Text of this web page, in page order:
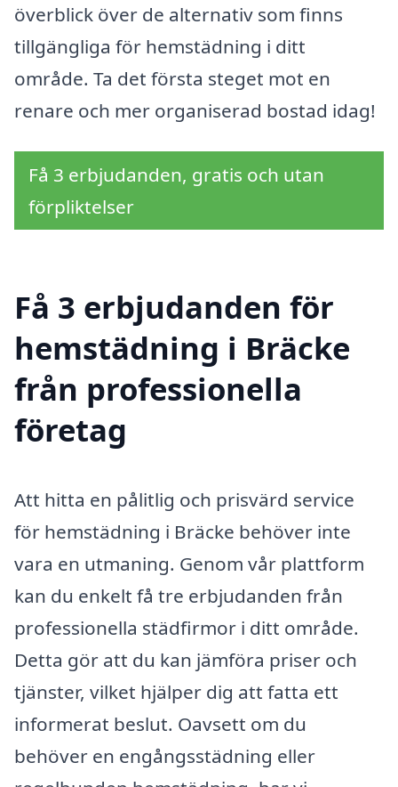
överblick över de alternativ som finns
tillgängliga för hemstädning i ditt
område. Ta det första steget mot en
renare och mer organiserad bostad idag!
Få 3 erbjudanden, gratis och utan
förpliktelser
Få 3 erbjudanden för
hemstädning i Bräcke
från professionella
företag
Att hitta en pålitlig och prisvärd service
för hemstädning i Bräcke behöver inte
vara en utmaning. Genom vår plattform
kan du enkelt få tre erbjudanden från
professionella städfirmor i ditt område.
Detta gör att du kan jämföra priser och
tjänster, vilket hjälper dig att fatta ett
informerat beslut. Oavsett om du
behöver en engångsstädning eller